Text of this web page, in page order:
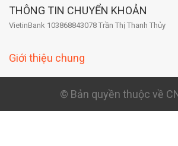
THÔNG TIN CHUYỂN KHOẢN
VietinBank 103868843078 Trần Thị Thanh Thủy
Giới thiệu chung
© Bản quyền thuộc về